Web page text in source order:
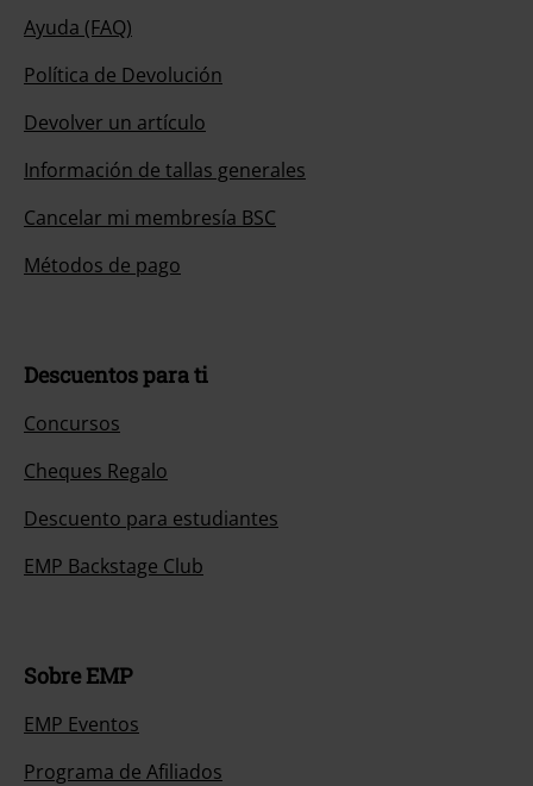
Ayuda (FAQ)
Política de Devolución
Devolver un artículo
Información de tallas generales
Cancelar mi membresía BSC
Métodos de pago
Descuentos para ti
Concursos
Cheques Regalo
Descuento para estudiantes
EMP Backstage Club
Sobre EMP
EMP Eventos
Programa de Afiliados